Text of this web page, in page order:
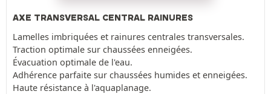
AXE TRANSVERSAL CENTRAL RAINURES
Lamelles imbriquées et rainures centrales transversales.
Traction optimale sur chaussées enneigées.
Évacuation optimale de l'eau.
Adhérence parfaite sur chaussées humides et enneigées.
Haute résistance à l'aquaplanage.